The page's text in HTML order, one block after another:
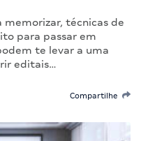
memorizar, técnicas de
para passar em
te levar a uma
editais…
Compartilhe